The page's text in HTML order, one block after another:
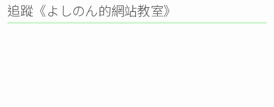
追蹤《よしのん的網站教室》